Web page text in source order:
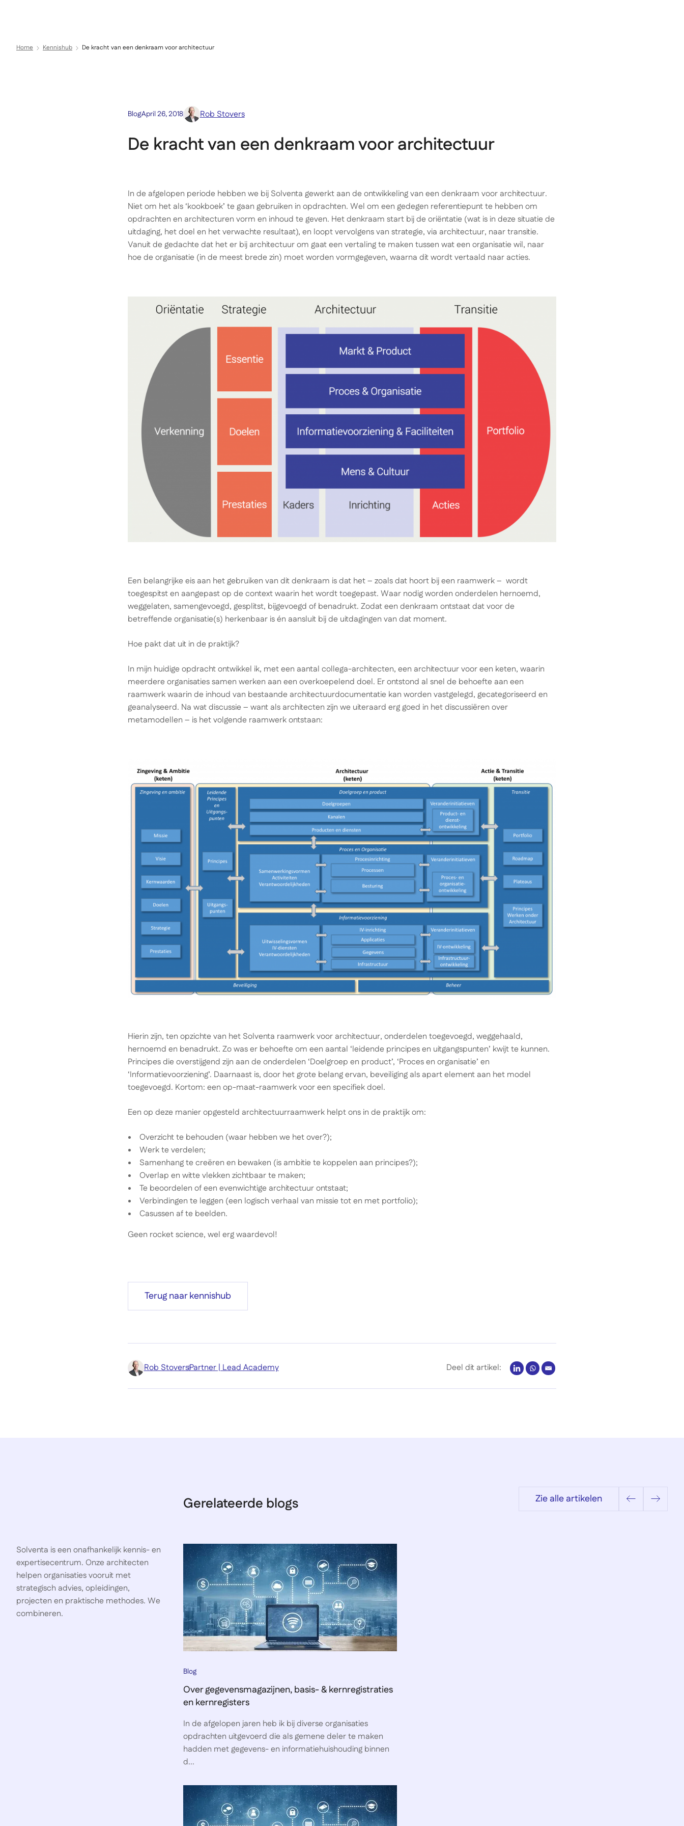
Direct naar inhoud
Home Kennishub De kracht van een denkraam voor architectuur
BlogApril 26, 2018 Rob Stovers
De kracht van een denkraam voor architectuur
In de afgelopen periode hebben we bij Solventa gewerkt aan de ontwikkeling van een denkraam voor architectuur.
Niet om het als ‘kookboek’ te gaan gebruiken in opdrachten. Wel om een gedegen referentiepunt te hebben om
opdrachten en architecturen vorm en inhoud te geven. Het denkraam start bij de oriëntatie (wat is in dezesituatie de
uitdaging, het doel en het verwachte resultaat), en loopt vervolgens van strategie, via architectuur, naar transitie.
Vanuit de gedachte dat het er bij architectuur om gaat een vertaling te maken tussen wat een organisatie wil, naar
hoe de organisatie (in de meest brede zin) moet worden vormgegeven, waarna dit wordt vertaald naar acties.
Een belangrijke eis aan het gebruiken van dit denkraam is dat het – zoals dat hoort bij een raamwerk – wordt
toegespitst en aangepast op de context waarin het wordt toegepast. Waar nodig worden onderdelen hernoemd,
weggelaten, samengevoegd, gesplitst, bijgevoegd of benadrukt. Zodat een denkraam ontstaat dat voor de
betreffende organisatie(s) herkenbaar is én aansluit bij de uitdagingen van dat moment.
Hoe pakt dat uit in de praktijk?
In mijn huidige opdracht ontwikkel ik, met een aantal collega-architecten, een architectuur voor een keten, waarin
meerdere organisaties samen werken aan een overkoepelend doel. Er ontstond al snel de behoefte aan een
raamwerk waarin de inhoud van bestaande architectuurdocumentatie kan worden vastgelegd, gecategoriseerd en
geanalyseerd. Na wat discussie – want als architecten zijn we uiteraard erg goed in het discussiëren over
metamodellen – is het volgende raamwerk ontstaan:
Hierin zijn, ten opzichte van het Solventa raamwerk voor architectuur, onderdelen toegevoegd, weggehaald,
hernoemd en benadrukt. Zo was er behoefte om een aantal ‘leidende principes en uitgangspunten’ kwijt te kunnen.
Principes die overstijgend zijn aan de onderdelen ‘Doelgroep en product’, ‘Proces en organisatie’ en
‘Informatievoorziening’. Daarnaast is, door het grote belang ervan, beveiliging als apart element aan het model
toegevoegd. Kortom: een op-maat-raamwerk voor een specifiek doel.
Een op deze manier opgesteld architectuurraamwerk helpt ons in de praktijk om:
Overzicht te behouden (waar hebben we het over?);
Werk te verdelen;
Samenhang te creëren en bewaken (is ambitie te koppelen aan principes?);
Overlap en witte vlekken zichtbaar te maken;
Te beoordelen of een evenwichtige architectuur ontstaat;
Verbindingen te leggen (een logisch verhaal van missie tot en met portfolio);
Casussen af te beelden.
Geen rocket science, wel erg waardevol!
Terug naar kennishub
Rob StoversPartner | Lead Academy Deel dit artikel:
Gerelateerde blogs Zie alle artikelen
Solventa is een onafhankelijk kennis- en
expertisecentrum. Onze architecten
helpen organisaties vooruit met
strategisch advies, opleidingen,
projecten en praktische methodes. We
combineren.
Blog
Over gegevensmagazijnen, basis- & kernregistraties
en kernregisters
In de afgelopen jaren heb ik bij diverse organisaties
opdrachten uitgevoerd die als gemene deler te maken
hadden met gegevens- en informatiehuishouding binnen
d...